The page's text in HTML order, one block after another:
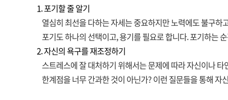
1. 포기할 줄 알기
열심히 최선을 다하는 자세는 중요하지만 노력에도 불구하
포기도 하나의 선택이고, 용기를 필요로 합니다. 포기하는
2. 자신의 욕구를 재조정하기
스트레스에 잘 대처하기 위해서는 문제에 따라 자신이나
한계점을 너무 간과한 것이 아닌가? 이런 질문들을 통해